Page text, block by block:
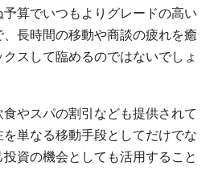
算でいつもよりグレードの高い
長時間の移動や商談の疲れを癒
スして臨めるのではないでしょ
やスパの割引なども提供されて
単なる移動手段としてだけでな
資の機会としても活用すること